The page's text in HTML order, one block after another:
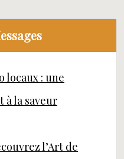
locaux : une
la saveur
l’Art de